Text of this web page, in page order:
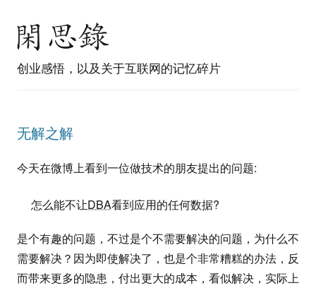
创业感悟，以及关于互联网的记忆碎片
无解之解
今天在微博上看到一位做技术的朋友提出的问题:
怎么能不让DBA看到应用的任何数据?
是个有趣的问题，不过是个不需要解决的问题，为什么不
需要解决？因为即使解决了，也是个非常糟糕的办法，反
而带来更多的隐患，付出更大的成本，看似解决，实际上